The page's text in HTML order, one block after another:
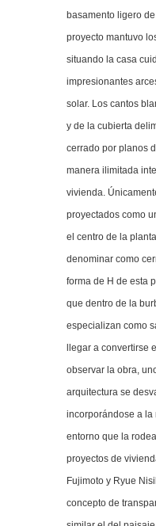
basamento ligero
proyecto mantuvo
situando la casa
impresionantes
solar. Los cantos
y de la cubierta
cerrado por planos
manera ilimitada
vivienda.
proyectados como
el centro de la
denominar como
forma de H de esta
que dentro de la
especializan como
llegar a convertirse
observar la obra,
arquitectura se
incorporándose a la
entorno que la
proyectos de
Fujimoto y Ryue
concepto de